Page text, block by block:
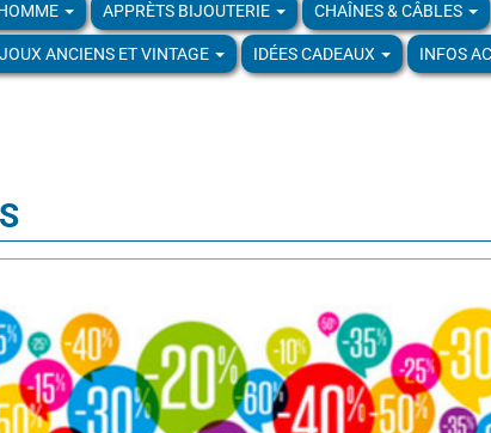
APPRÈTS BIJOUTERIE CHAÎNES & CÂBLES
ANCIENS ET VINTAGE IDÉES CADEAUX INFOS